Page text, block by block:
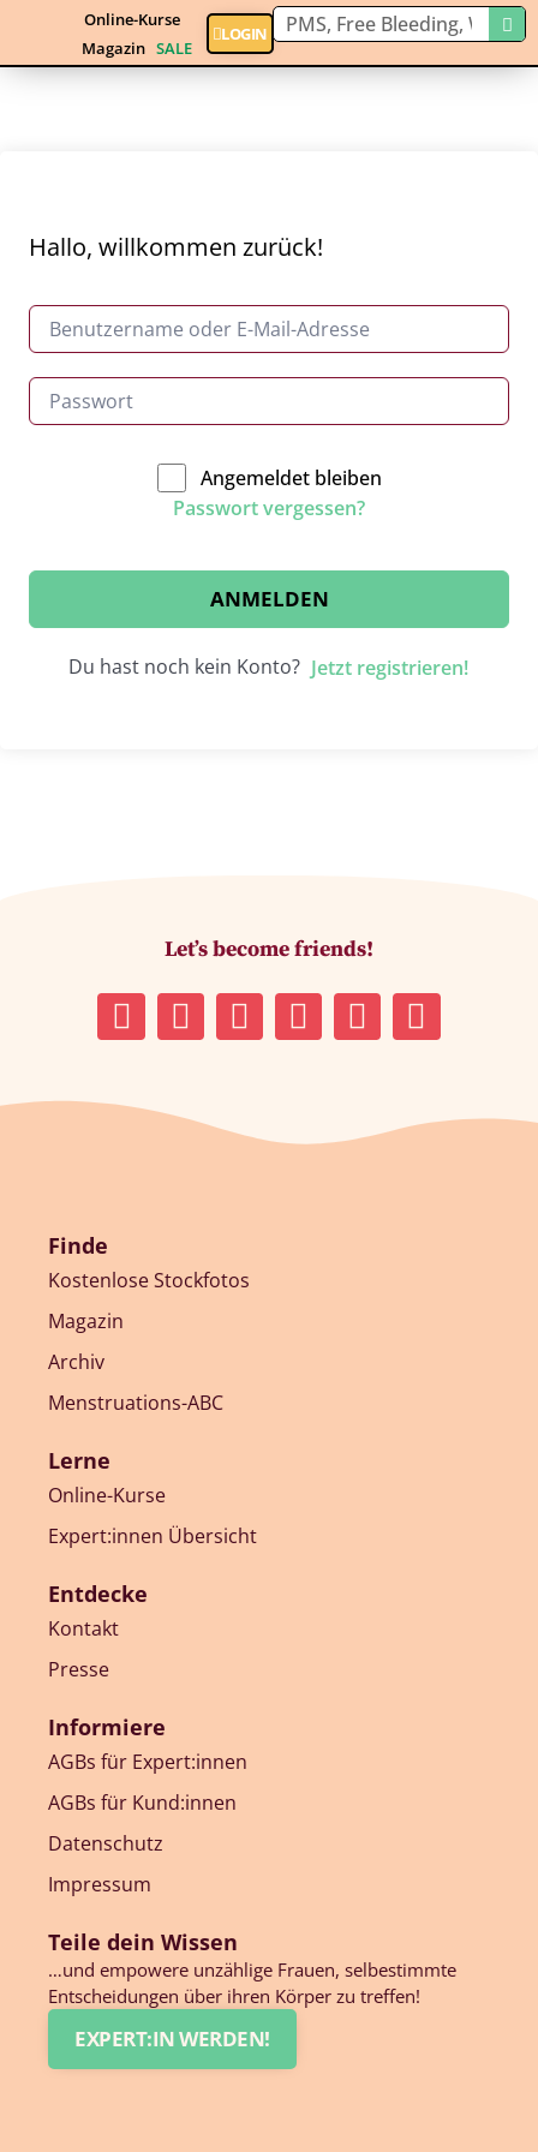
Online-Kurse
Magazin SALE
LOGIN
Hallo, willkommen zurück!
Angemeldet bleiben
Passwort vergessen?
ANMELDEN
Du hast noch kein Konto? Jetzt registrieren!
Let’s become friends!
Finde
Kostenlose Stockfotos
Magazin
Archiv
Menstruations-ABC
Lerne
Online-Kurse
Expert:innen Übersicht
Entdecke
Kontakt
Presse
Informiere
AGBs für Expert:innen
AGBs für Kund:innen
Datenschutz
Impressum
Teile dein Wissen
…und empowere unzählige Frauen, selbestimmte
Entscheidungen über ihren Körper zu treffen!
EXPERT:IN WERDEN!